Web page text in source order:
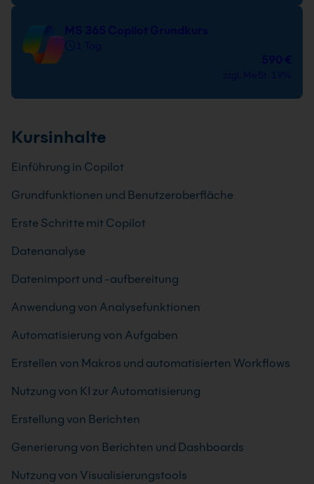
Kursinhalte
Einführung in Copilot
Grundfunktionen und Benutzeroberfläche
Erste Schritte mit Copilot
Datenanalyse
Datenimport und -aufbereitung
Anwendung von Analysefunktionen
Automatisierung von Aufgaben
Erstellen von Makros und automatisierten Workflows
Nutzung von KI zur Automatisierung
Erstellung von Berichten
Generierung von Berichten und Dashboards
Nutzung von Visualisierungstools